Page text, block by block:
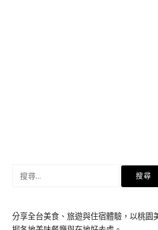
字:
分享全台美食、旅遊與住宿體驗，以桃園